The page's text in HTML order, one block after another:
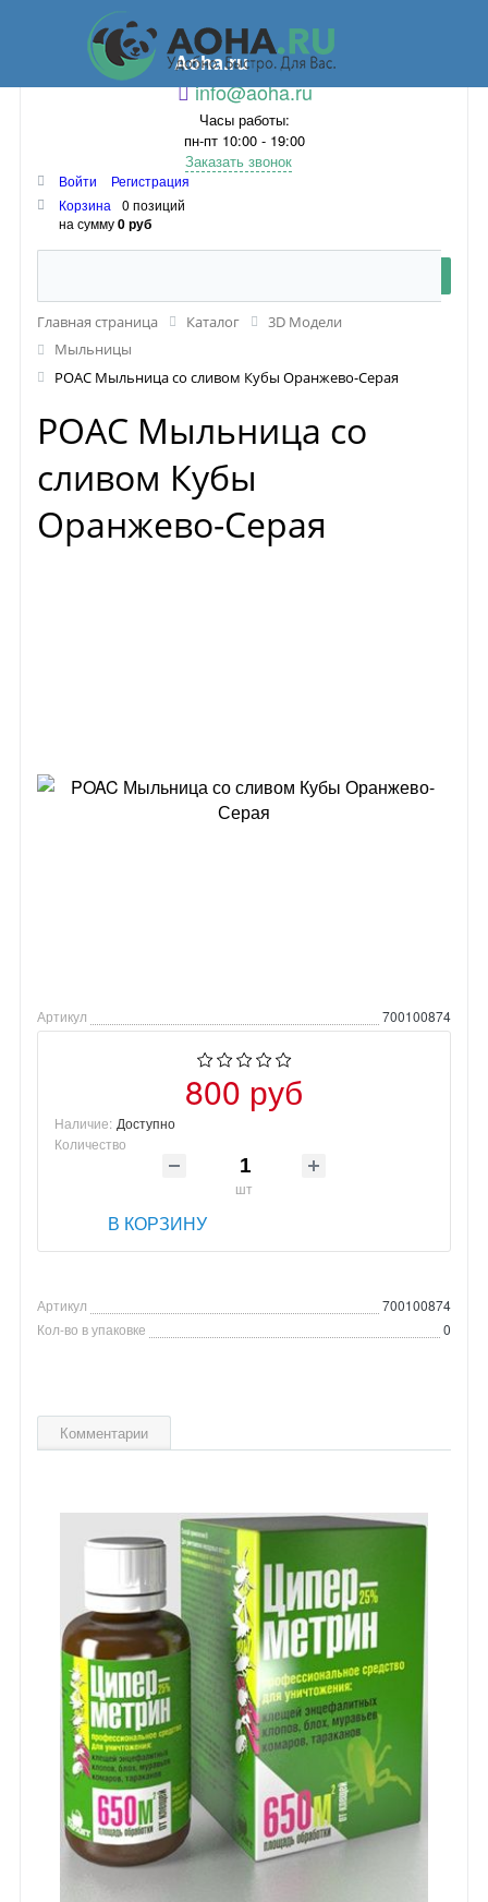
Aoha.ru
info@aoha.ru
Часы работы:
пн-пт 10:00 - 19:00
Заказать звонок
Войти
Регистрация
Корзина
0 позиций
на сумму0 руб
Главная страница Каталог
3D Модели
Мыльницы
POAC Мыльница со сливом Кубы Оранжево-Серая
POAC Мыльница со
сливом Кубы
Оранжево-Серая
Артикул 700100874
800 руб
Наличие: Доступно
Количество
шт
В КОРЗИНУ
Артикул
700100874
Кол-во в упаковке
0
Комментарии